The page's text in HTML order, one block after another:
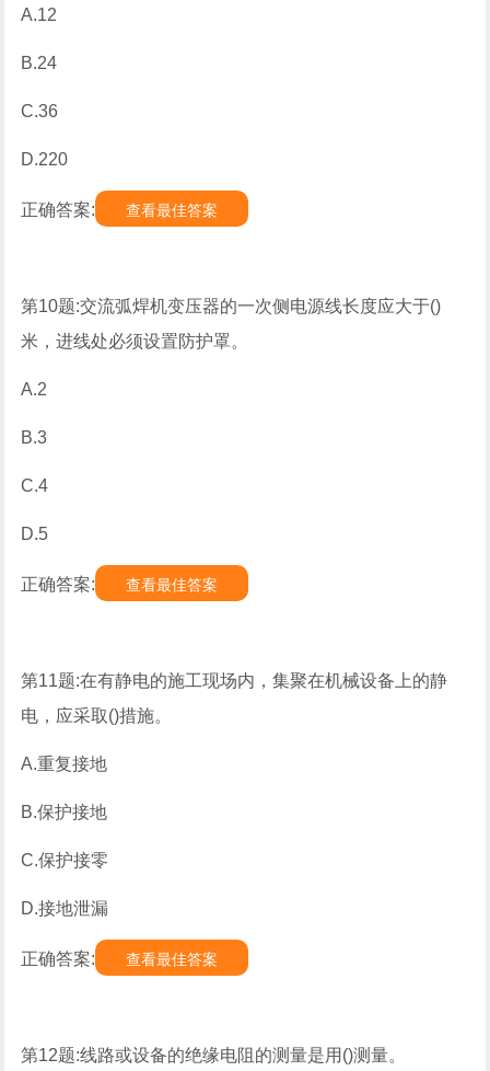
A.12
B.24
C.36
D.220
正确答案: 查看最佳答案
第10题:交流弧焊机变压器的一次侧电源线长度应大于()
米，进线处必须设置防护罩。
A.2
B.3
C.4
D.5
正确答案: 查看最佳答案
第11题:在有静电的施工现场内，集聚在机械设备上的静
电，应采取()措施。
A.重复接地
B.保护接地
C.保护接零
D.接地泄漏
正确答案: 查看最佳答案
第12题:线路或设备的绝缘电阻的测量是用()测量。